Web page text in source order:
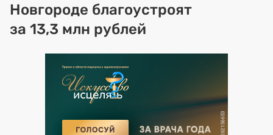
Здоровье
Искусство исцелять
Премия 2026 (текущая)
Премия 2025
Новгороде благоустроят
за 13,3 млн рублей